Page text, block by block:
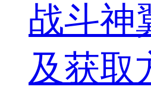
战斗神
及获取